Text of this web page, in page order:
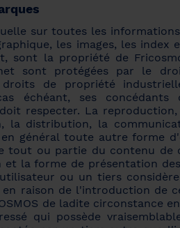
sur toutes les
les images, les index
sont la propriété de
sont protégées par le
de propriété
échéant, ses concédants
respecter. La
la distribution, la
général toute autre forme
tout ou partie du contenu de
la forme de présentation
ou un tiers
raison de l'introduction de
de ladite circonstance
qui possède